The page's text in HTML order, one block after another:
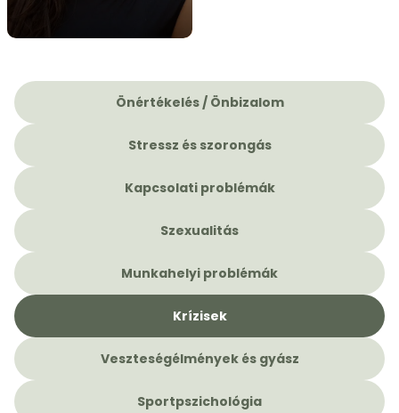
Önértékelés / Önbizalom
Stressz és szorongás
Kapcsolati problémák
Szexualitás
Munkahelyi problémák
Krízisek
Veszteségélmények és gyász
Sportpszichológia